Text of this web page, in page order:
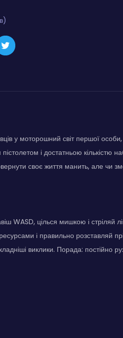
у моторошний світ першої
і достатньою кількістю
своє життя манить, але чи
WASD, цілься мишкою і стріляй
і правильно розставляй
виклики. Порада: постійно